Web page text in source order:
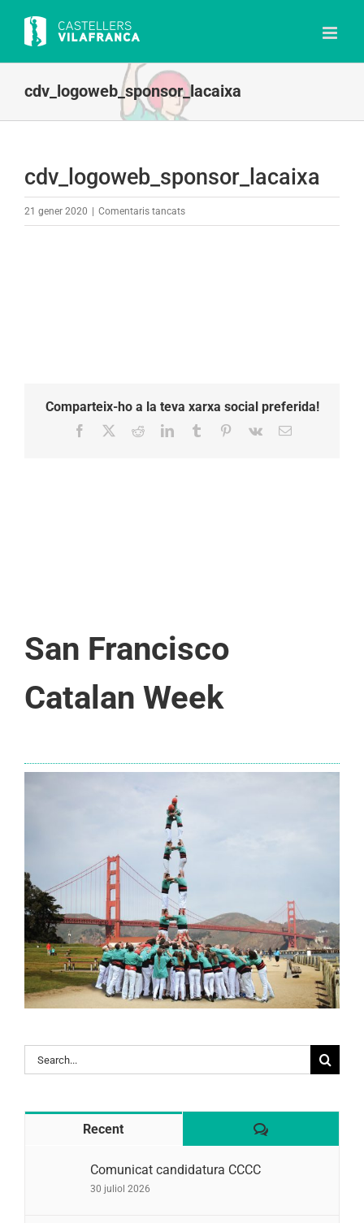
content
cdv_logoweb_sponsor_lacaixa
cdv_logoweb_sponsor_lacaixa
21 gener 2020 Comentaris tancatsa
Comparteix-ho a la teva xarxa social preferida!
Facebook RedditLinkedInTumblr Pinterest
Vk Email:
San Francisco
Catalan Week
Search
for:
Recent Comentaris
Comunicat candidatura CCCC
30 juliol 2026